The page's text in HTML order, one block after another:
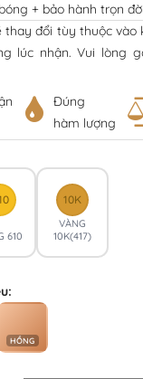
+ bảo hành trọn đời
thay đổi tùy thuộc vào
lúc nhận. Vui lòng
Đúng
hàm lượng
610
10K
VÀNG
10K(417)
HỒNG